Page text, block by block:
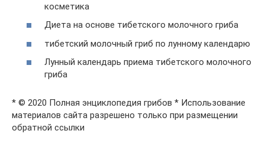
косметика
Диета на основе тибетского молочного гриба
тибетский молочный гриб по лунному календарю
Лунный календарь приема тибетского молочного
гриба
* © 2020 Полная энциклопедия грибов * Использование
материалов сайта разрешено только при размещении
обратной ссылки